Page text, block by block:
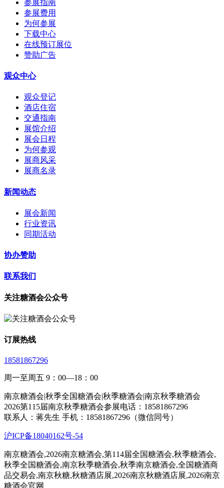
参展指南
参展费用
为何参展
下载中心
在线预订展位
赞助广告
观众中心
观众登记
酒店住宿
交通指南
展馆介绍
展会日程
为何参观
展商风采
展商名录
新闻动态
展会新闻
行业资讯
同期活动
协办赞助
联系我们
关注糖酒会公众号
订展热线
18581867296
周一至周五 9：00—18：00
南京糖酒会|秋季全国糖酒会|秋季糖酒会|南京秋季糖酒会
2026第115届南京秋季糖酒会参展电话：18581867296
联系人：蒋先生 手机：18581867296（微信同号）
沪ICP备18040162号-54
南京糖酒会,2026南京糖酒会,第114届全国糖酒会,秋季糖酒会,
秋季全国糖酒会,南京秋季糖酒会,秋季南京糖酒会,全国糖酒商
品交易会,南京秋糖,秋糖酒店展,2026南京秋糖酒店展,2026南京
糖酒会官网